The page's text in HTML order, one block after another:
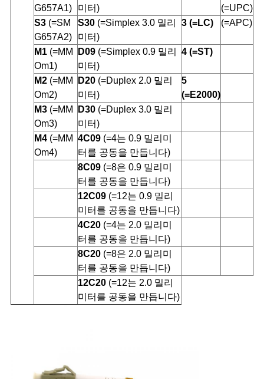
G657A1)
미터)
(=UPC)
S3(=SM
G657A2)
S30(=Simplex 3.0 밀리
미터)
3 (=LC) (=APC)
M1(=MM
Om1)
D09(=Simplex 0.9 밀리
미터)
4 (=ST)
M2(=MM
Om2)
D20(=Duplex 2.0 밀리
미터)
5
(=E2000)
M3(=MM
Om3)
D30(=Duplex 3.0 밀리
미터)
M4(=MM
Om4)
4C09(=4는 0.9 밀리미
터를 공동을 만듭니다)
8C09(=8은 0.9 밀리미
터를 공동을 만듭니다)
12C09(=12는 0.9 밀리
미터를 공동을 만듭니다)
4C20(=4는 2.0 밀리미
터를 공동을 만듭니다)
8C20(=8은 2.0 밀리미
터를 공동을 만듭니다)
12C20(=12는 2.0 밀리
미터를 공동을 만듭니다)